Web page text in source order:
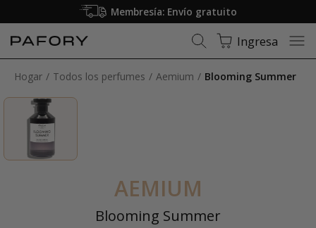
Solo fragancias 100% originales
Ingresa
Hogar Todos los perfumes Aemium Blooming Summer
AEMIUM
Blooming Summer